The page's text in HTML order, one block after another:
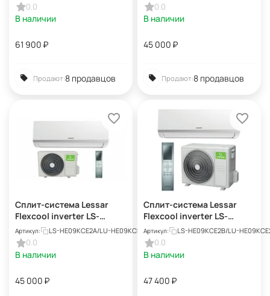
0.0
В наличии
61 900 ₽
Продают:8 продавцов
0.0
В наличии
45 000 ₽
Продают:8 продавцов
Сплит-система Lessar
Flexcool inverter LS-
HE09KCE2A/LU-
HE09KCE2A
Артикул: LS-HE09KCE2A/LU-HE09KCE2A
0.0
В наличии
45 000 ₽
Сплит-система Lessar
Flexcool inverter LS-
HE09KCE2B/LU-
HE09KCE2B
Артикул: LS-HE09KCE2B/LU-
0.0
В наличии
47 400 ₽